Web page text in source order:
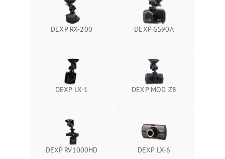
Повреждение внутренних
Подробнее →
Проблемы с Wi-Fi-
Подробнее →
Неисправность системы
стабилизации
Подробнее →
DEXP RX-200 DEXP GS90A
DEXP LX-1 DEXP MOD Z8
DEXP RV1000HD DEXP LX-6